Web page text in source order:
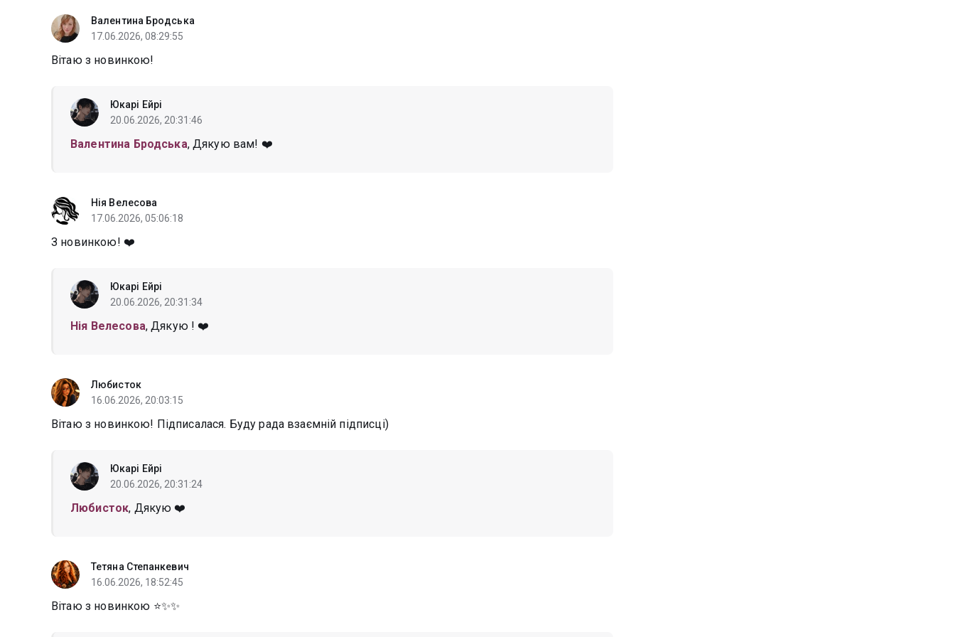
Валентина Бродська
17.06.2026, 08:29:55
Вітаю з новинкою!
Юкарі Ейрі
20.06.2026, 20:31:46
Валентина Бродська, Дякую вам! ❤️
Нія Велесова
17.06.2026, 05:06:18
З новинкою! ❤️
Юкарі Ейрі
20.06.2026, 20:31:34
Нія Велесова, Дякую ! ❤️
Любисток
16.06.2026, 20:03:15
Вітаю з новинкою! Підписалася. Буду рада взаємній підписці)
Юкарі Ейрі
20.06.2026, 20:31:24
Любисток, Дякую ❤️
Тетяна Степанкевич
16.06.2026, 18:52:45
Вітаю з новинкою ⭐✨✨